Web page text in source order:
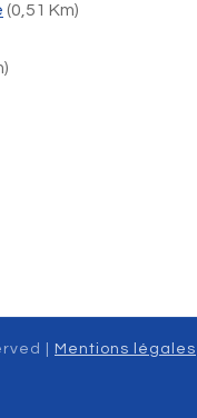
(0,51 Km)
|
Mentions légales